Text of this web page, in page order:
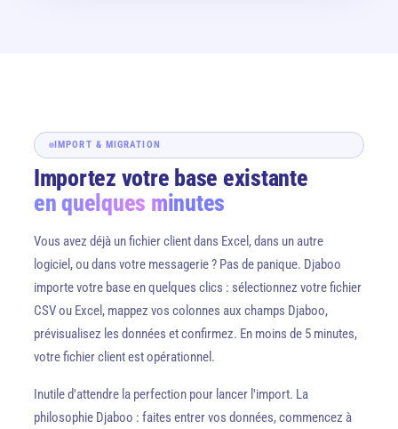
IMPORT & MIGRATION
Importez votre base existante
en quelques minutes
Vous avez déjà un fichier client dans Excel, dans un autre
logiciel, ou dans votre messagerie ? Pas de panique. Djaboo
importe votre base en quelques clics : sélectionnez votre fichier
CSV ou Excel, mappez vos colonnes aux champs Djaboo,
prévisualisez les données et confirmez. En moins de 5 minutes,
votre fichier client est opérationnel.
Inutile d'attendre la perfection pour lancer l'import. La
philosophie Djaboo : faites entrer vos données, commencez à